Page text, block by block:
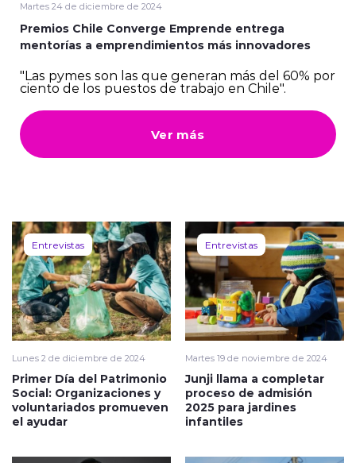
Martes 24 de diciembre de 2024
Premios Chile Converge Emprende entrega
mentorías a emprendimientos más innovadores
"Las pymes son las que generan más del 60% por
ciento de los puestos de trabajo en Chile".
Ver más
Entrevistas
Lunes 2 de diciembre de 2024
Primer Día del Patrimonio
Social: Organizaciones y
voluntariados promueven
el ayudar
Entrevistas
Martes 19 de noviembre de 2024
Junji llama a completar
proceso de admisión
2025 para jardines
infantiles